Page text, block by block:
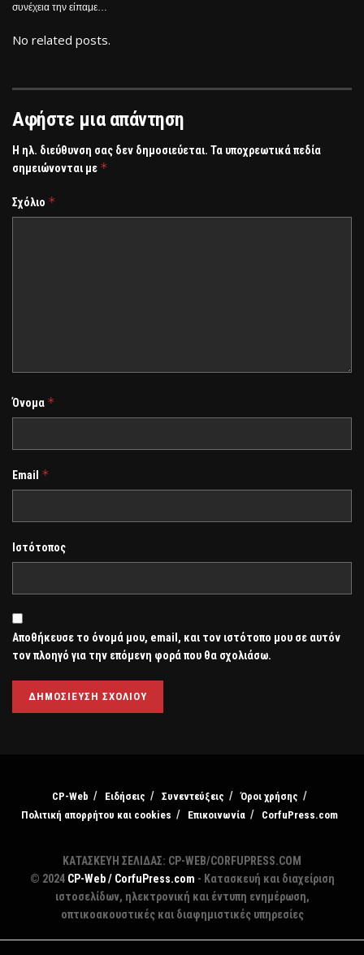
συνέχεια την είπαμε…
No related posts.
Αφήστε μια απάντηση
Η ηλ. διεύθυνση σας δεν δημοσιεύεται. Τα υποχρεωτικά πεδία
σημειώνονται με *
Σχόλιο *
Όνομα *
Email *
Ιστότοπος
Αποθήκευσε το όνομά μου, email, και τον ιστότοπο μου σε αυτόν
τον πλοηγό για την επόμενη φορά που θα σχολιάσω.
CP-Web Ειδήσεις Συνεντεύξεις
Όροι χρήσης
Πολιτική απορρήτου και cookies
Επικοινωνία CorfuPress.com
ΚΑΤΑΣΚΕΥΗ ΣΕΛΙΔΑΣ: CP-WEB/CORFUPRESS.COM
© 2024 CP-Web / CorfuPress.com - Κατασκευή και διαχείριση
ιστοσελίδων, ηλεκτρονική και έντυπη ενημέρωση,
οπτικοακουστικές και διαφημιστικές υπηρεσίες